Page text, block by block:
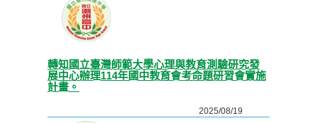
轉知國立臺灣師範大學心理與教育測驗研究發
展中心辦理114年國中教育會考命題研習會實施
計畫。
2025/08/19